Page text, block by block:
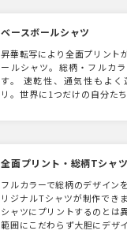
ベースボールシャツ
昇華転写により全面プリント
ールシャツ。総柄・フルカ
す。 速乾性、通気性もよく
リ。世界に1つだけの自分た
全面プリント・総柄Tシャツ
フルカラーで総柄のデザイン
リジナルTシャツが制作でき
シャツにプリントするのとは
範囲にこだわらず大胆にデザ